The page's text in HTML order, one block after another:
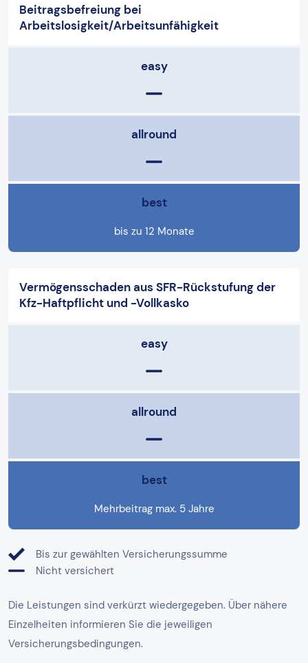
Beitragsbefreiung bei
Arbeitslosigkeit/Arbeitsunfähigkeit
easy
allround
best
bis zu 12 Monate
Vermögensschaden aus SFR-Rückstufung der
Kfz-Haftpflicht und -Vollkasko
easy
allround
best
Mehrbeitrag max. 5 Jahre
Bis zur gewählten Versicherungssumme
Nicht versichert
Die Leistungen sind verkürzt wiedergegeben. Über nähere
Einzelheiten informieren Sie die jeweiligen
Versicherungsbedingungen.